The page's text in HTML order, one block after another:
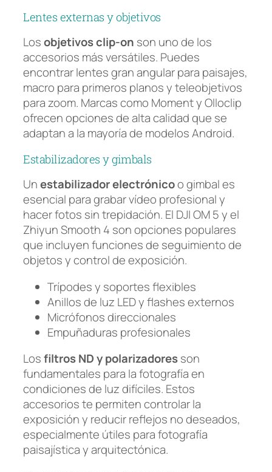
Lentes externas y objetivos
Losobjetivos clip-on son uno de los
accesorios más versátiles. Puedes
encontrar lentes gran angular para paisajes,
macro para primeros planos y teleobjetivos
para zoom. Marcas como Moment y Olloclip
ofrecen opciones de alta calidad que se
adaptan a la mayoría de modelos Android.
Estabilizadores y gimbals
Unestabilizador electrónicoo gimbal es
esencial para grabar vídeo profesional y
hacer fotos sin trepidación. El DJI OM 5 y el
Zhiyun Smooth 4 son opciones populares
que incluyen funciones de seguimiento de
objetos y control de exposición.
Trípodes y soportes flexibles
Anillos de luz LED y flashes externos
Micrófonos direccionales
Empuñaduras profesionales
Losfiltros ND y polarizadoresson
fundamentales para la fotografía en
condiciones de luz difíciles. Estos
accesorios te permiten controlar la
exposición y reducir reflejos no deseados,
especialmente útiles para fotografía
paisajística y arquitectónica.